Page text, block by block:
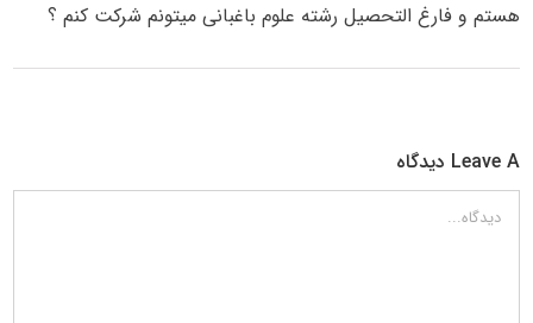
هستم و فارغ التحصیل رشته علوم باغبانی میتونم شرکت کنم ؟
Leave A دیدگاه
دیدگاه